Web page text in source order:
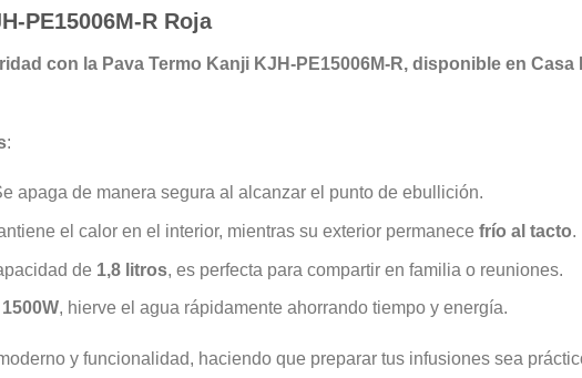
PE15006M-R Roja
con la Pava Termo Kanji KJH-PE15006M-R, disponible en
:
apaga de manera segura al alcanzar el punto de ebullición.
el calor en el interior, mientras su exterior permanece frío al tacto.
de 1,8 litros, es perfecta para compartir en familia o reuniones.
1500W, hierve el agua rápidamente ahorrando tiempo y energía.
y funcionalidad, haciendo que preparar tus infusiones sea